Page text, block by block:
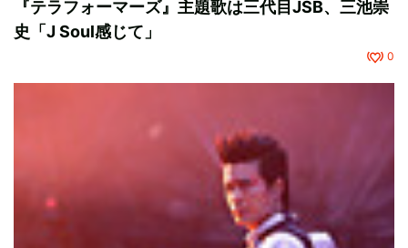
『テラフォーマーズ』主題歌は三代目JSB、三池崇
史「J Soul感じて」
0